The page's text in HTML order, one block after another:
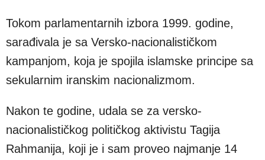
Tokom parlamentarnih izbora 1999. godine,
sarađivala je sa Versko-nacionalističkom
kampanjom, koja je spojila islamske principe sa
sekularnim iranskim nacionalizmom.
Nakon te godine, udala se za versko-
nacionalističkog političkog aktivistu Tagija
Rahmanija, koji je i sam proveo najmanje 14